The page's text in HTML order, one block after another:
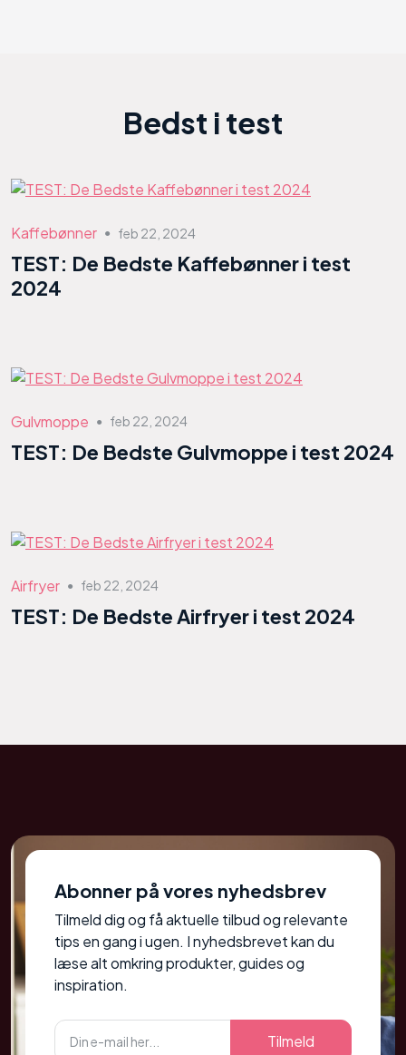
Bedst i test
Kaffebønner ● feb 22, 2024
TEST: De Bedste Kaffebønner i test
2024
Gulvmoppe ● feb 22, 2024
TEST: De Bedste Gulvmoppe i test 2024
Airfryer ● feb 22, 2024
TEST: De Bedste Airfryer i test 2024
Abonner på vores nyhedsbrev
Tilmeld dig og få aktuelle tilbud og relevante
tips en gang i ugen. I nyhedsbrevet kan du
læse alt omkring produkter, guides og
inspiration.
Tilmeld